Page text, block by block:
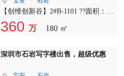
【创维创新谷】2#B-1101 ??面积：
186.17㎡ ??格局：3+1 ?房源特点：东
向户型、双面采光、落地窗 ?物业管
空调费：8元/㎡/月(含维护费和使用
3350个车位，月卡300元/月
360 万 180 ㎡
深圳市石岩写字楼出售，超级优惠